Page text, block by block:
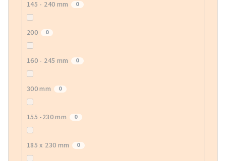
145 - 240 mm 0
200 0
160 - 245 mm 0
300 mm 0
155 -230 mm 0
185 x 230 mm 0